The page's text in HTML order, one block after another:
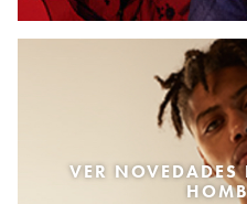
VER NOVEDADES